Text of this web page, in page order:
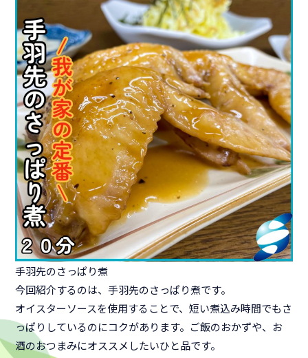
手羽先のさっぱり煮
今回紹介するのは、手羽先のさっぱり煮です。
オイスターソースを使用することで、短い煮込み時間でもさ
っぱりしているのにコクがあります。ご飯のおかずや、お
酒のおつまみにオススメしたいひと品です。